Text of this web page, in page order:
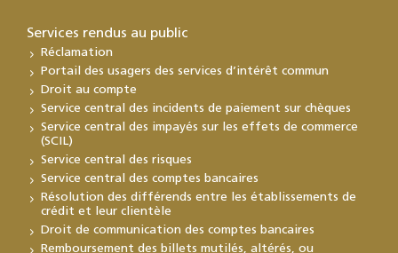
Services rendus au public
Réclamation
Portail des usagers des services d’intérêt commun
Droit au compte
Service central des incidents de paiement sur chèques
Service central des impayés sur les effets de commerce
(SCIL)
Service central des risques
Service central des comptes bancaires
Résolution des différends entre les établissements de
crédit et leur clientèle
Droit de communication des comptes bancaires
Remboursement des billets mutilés, altérés, ou